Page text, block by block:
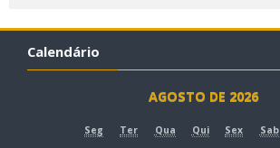
Calendário
AGOSTO DE 2026
Seg Ter Qua Qui Sex Sab